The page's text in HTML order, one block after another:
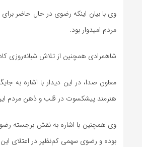
وی با بیان اینکه رضوی در حال حاضر
مردم امیدوار بود.
شاهمرادی همچنین از تلاش شبانه‌روزی
معاون صدا، در این دیدار با اشاره به
هنرمند پیشکسوت در قلب و ذهن مردم
وی همچنین با اشاره به نقش برجسته
بوده و رضوی سهمی کم‌نظیر در اعتلای